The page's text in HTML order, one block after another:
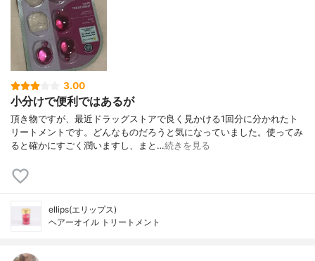
3.00
小分けで便利ではあるが
頂き物ですが、最近ドラッグストアで良く見かける1回分に分かれたト
リートメントです。どんなものだろうと気になっていました。使ってみ
ると確かにすごく潤いますし、まと…続きを見る
ellips(エリップス)
ヘアーオイル トリートメント